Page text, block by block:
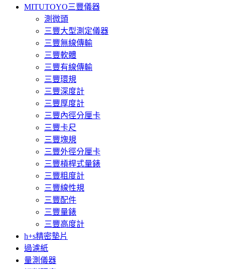
MITUTOYO三豐儀器
測微頭
三豐大型測定儀器
三豐無線傳輸
三豐軟體
三豐有線傳輸
三豐環規
三豐深度計
三豐厚度計
三豐內徑分厘卡
三豐卡尺
三豐塊規
三豐外徑分厘卡
三豐槓桿式量錶
三豐粗度計
三豐線性規
三豐配件
三豐量錶
三豐高度計
h+s精密墊片
過濾紙
量測儀器